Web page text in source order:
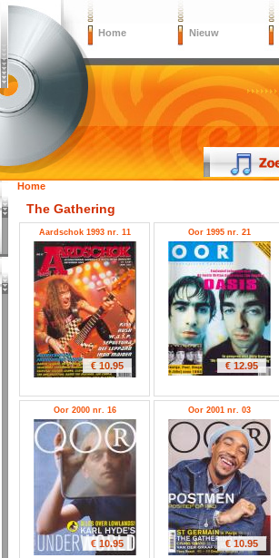
Home Nieuw
Home
The Gathering
Aardschok 1993 nr. 11
€ 10.95
Oor 1995 nr. 21
€ 12.95
Oor 2000 nr. 16
€ 10.95
Oor 2001 nr. 03
€ 10.95